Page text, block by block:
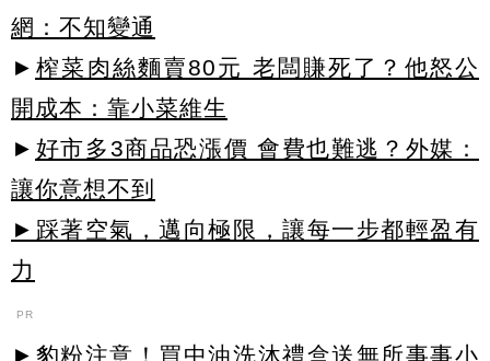
網：不知變通
► 榨菜肉絲麵賣80元 老闆賺死了？他怒公
開成本：靠小菜維生
► 好市多3商品恐漲價 會費也難逃？外媒：
讓你意想不到
►踩著空氣，邁向極限，讓每一步都輕盈有
力
PR
►豹粉注意！買中油洗沐禮盒送無所事事小